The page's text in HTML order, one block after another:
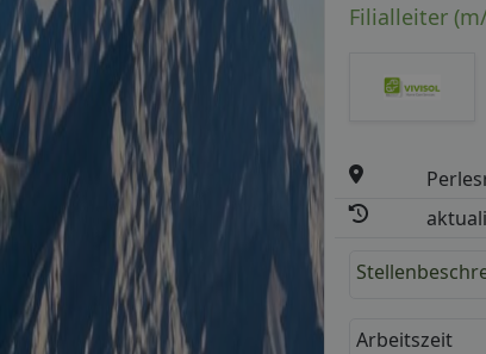
Filialleiter
Arbeitszeit